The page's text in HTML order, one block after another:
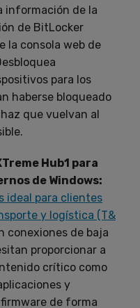
información de la
de BitLocker
la consola web de
para los
haberse bloqueado
que vuelvan al
Hub1 para
de Windows:
ideal para clientes
y logística (T&
conexiones de baja
proporcionar a
crítico como
y
de forma